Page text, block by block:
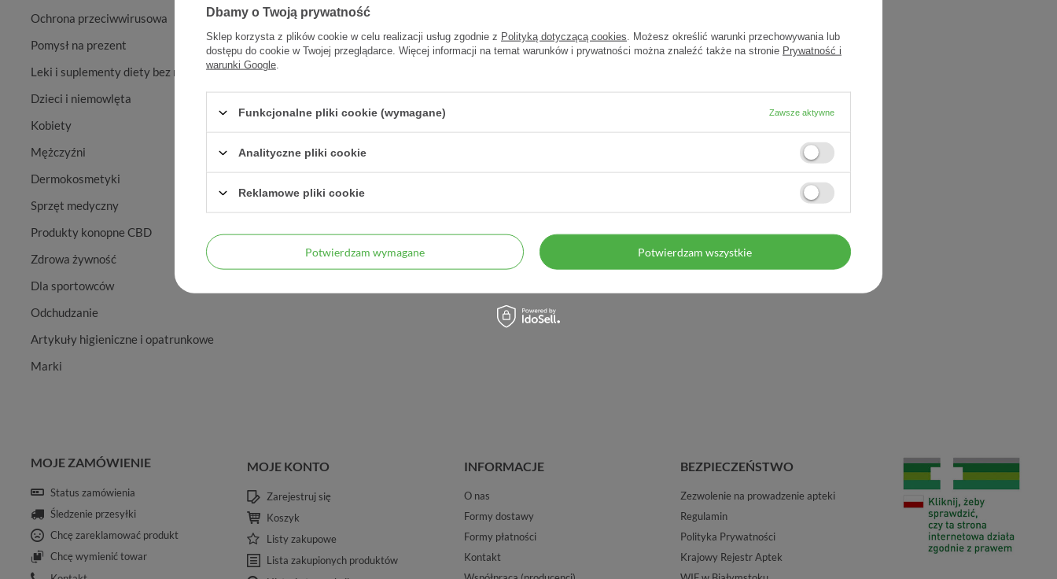
Ochrona przeciwwirusowa
Pomysł na prezent
Leki i suplementy diety bez recepty
Dzieci i niemowlęta
Kobiety
Mężczyźni
Dermokosmetyki
Sprzęt medyczny
Produkty konopne CBD
Zdrowa żywność
Dla sportowców
Odchudzanie
Artykuły higieniczne i opatrunkowe
Marki
18,25 zł
MOJE ZAMÓWIENIE
Status zamówienia
Śledzenie przesyłki
Chcę zareklamować produkt
Chcę wymienić towar
MOJE KONTO
Zarejestruj się
Koszyk
Listy zakupowe
Lista zakupionych produktów
INFORMACJE
O nas
Formy dostawy
Formy płatności
Kontakt
BEZPIECZEŃSTWO
Zezwolenie na prowadzenie apteki
Regulamin
Polityka Prywatności
Krajowy Rejestr Aptek
Dbamy o Twoją prywatność
Sklep korzysta z plików cookie w celu realizacji usług zgodnie z Polityką dotyczącą cookies . Możesz określić warunki przechowywania lub
dostępu do cookie w Twojej przeglądarce. Więcej informacji na temat warunków i prywatności można znaleźć także na stronie Prywatność i
warunki Google
Funkcjonalne pliki cookie (wymagane) Zawsze aktywne
Analityczne pliki cookie
Reklamowe pliki cookie
Potwierdzam wymagane Potwierdzam wszystkie